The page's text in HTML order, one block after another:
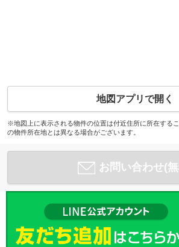
地図アプリで開く
※地図上に表示される物件の位置は付近住所に所在する
の物件所在地とは異なる場合がございます。
お問い合わせ(